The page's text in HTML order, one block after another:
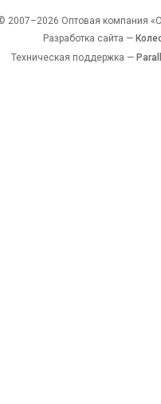
2007–2026 Оптовая компания
Разработка сайта —
Техническая поддержка —